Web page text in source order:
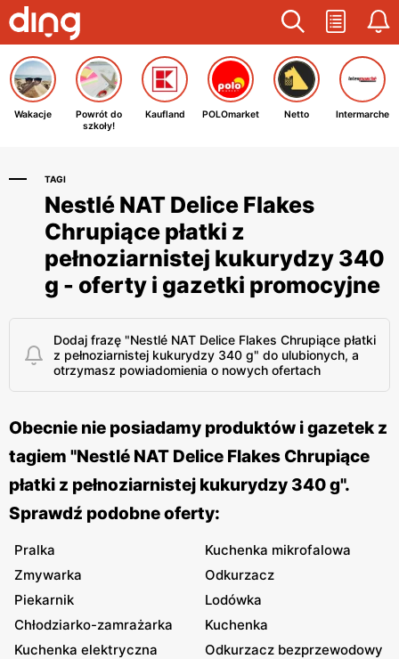
Wakacje
Powrót do
szkoły!
Kaufland POLOmarket Netto Intermarche
TAGI
Nestlé NAT Delice Flakes
Chrupiące płatki z
pełnoziarnistej kukurydzy 340
g - oferty i gazetki promocyjne
Dodaj frazę "Nestlé NAT Delice Flakes Chrupiące płatki
z pełnoziarnistej kukurydzy 340 g" do ulubionych, a
otrzymasz powiadomienia o nowych ofertach
Obecnie nie posiadamy produktów i gazetek z
tagiem "Nestlé NAT Delice Flakes Chrupiące
płatki z pełnoziarnistej kukurydzy 340 g".
Sprawdź podobne oferty:
Pralka
Kuchenka mikrofalowa
Zmywarka
Odkurzacz
Piekarnik
Lodówka
Chłodziarko-zamrażarka
Kuchenka
Kuchenka elektryczna
Odkurzacz bezprzewodowy